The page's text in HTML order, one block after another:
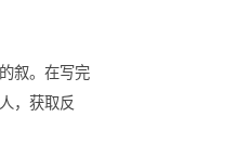
更具说服力，还能让招
决问题的实例等，来突